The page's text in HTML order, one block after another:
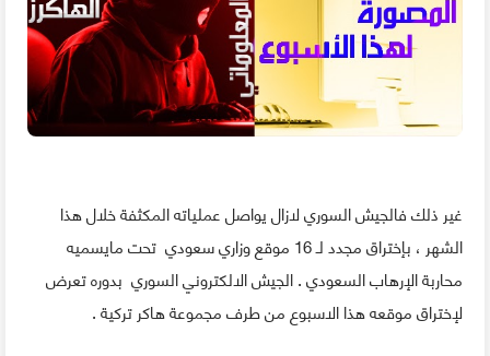
غير ذلك فالجيش السوري لازال يواصل عملياته المكثفة خلال هذا
الشهر ، بإختراق مجدد لـ 16 موقع وزاري سعودي تحت مايسميه
محاربة الإرهاب السعودي . الجيش الالكتروني السوري بدوره تعرض
لإختراق موقعه هذا الاسبوع من طرف مجموعة هاكر تركية .